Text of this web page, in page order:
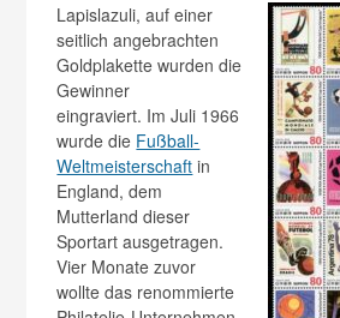
Lapislazuli, auf einer
seitlich angebrachten
Goldplakette wurden die
Gewinner
eingraviert. Im Juli 1966
wurde die Fußball-
Weltmeisterschaft in
England, dem
Mutterland dieser
Sportart ausgetragen.
Vier Monate zuvor
wollte das renommierte